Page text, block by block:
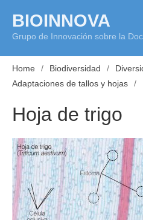
content
BIOINNOVA
Grupo de Innovación sobre la
Home Biodiversidad
Adaptaciones de tallos y hojas
Hoja de trigo